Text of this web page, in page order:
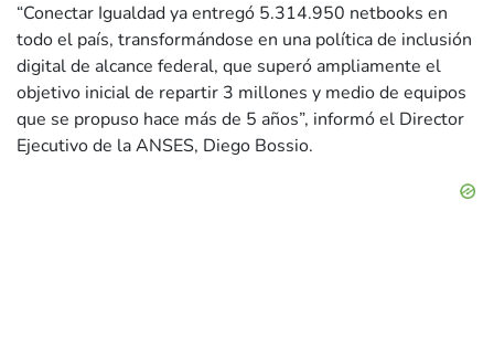
“Conectar Igualdad ya entregó 5.314.950 netbooks en
todo el país, transformándose en una política de inclusión
digital de alcance federal, que superó ampliamente el
objetivo inicial de repartir 3 millones y medio de equipos
que se propuso hace más de 5 años”, informó el Director
Ejecutivo de la ANSES, Diego Bossio.